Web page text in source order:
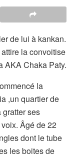
de lui à kankan.
la convoitise
AKA Chaka Paty.
la
,un quartier de
gratter ses
Âgé de 22
dont le tube
les boites de